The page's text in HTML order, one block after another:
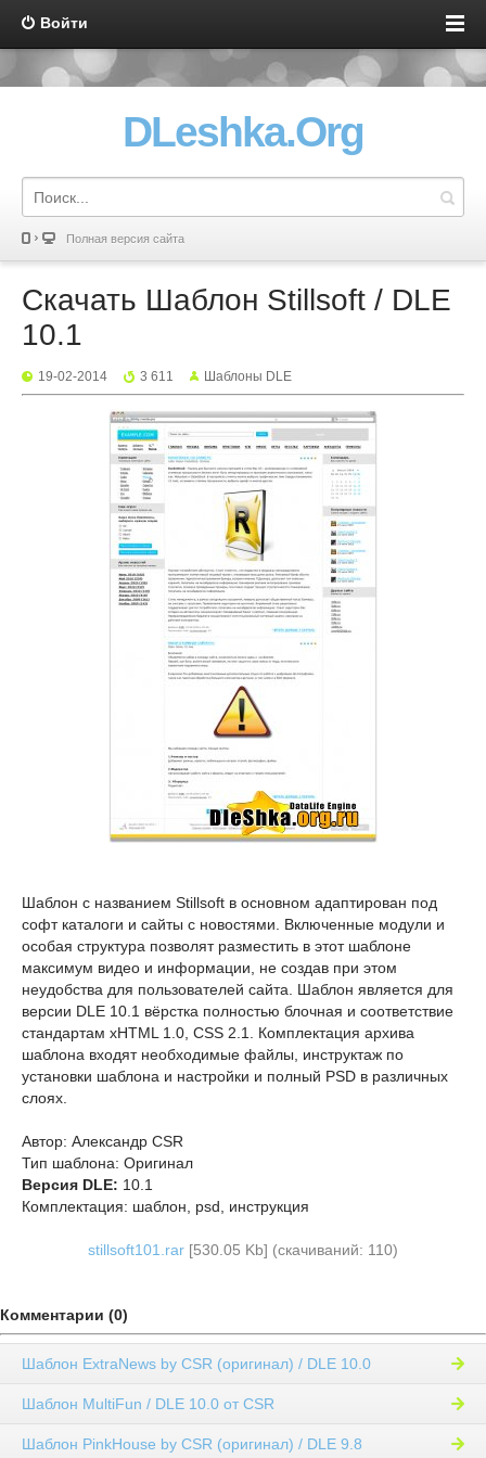
Войти
DLeshka.Org
Полная версия сайта
Скачать Шаблон Stillsoft / DLE
10.1
19-02-2014 3 611 Шаблоны DLE
Шаблон с названием Stillsoft в основном адаптирован под
софт каталоги и сайты с новостями. Включенные модули и
особая структура позволят разместить в этот шаблоне
максимум видео и информации, не создав при этом
неудобства для пользователей сайта. Шаблон является для
версии DLE 10.1 вёрстка полностью блочная и соответствие
стандартам xHTML 1.0, CSS 2.1. Комплектация архива
шаблона входят необходимые файлы, инструктаж по
установки шаблона и настройки и полный PSD в различных
слоях.
Автор: Александр CSR
Тип шаблона: Оригинал
Версия DLE: 10.1
Комплектация: шаблон, psd, инструкция
stillsoft101.rar [530.05 Kb] (cкачиваний: 110)
Комментарии (0)
Шаблон ExtraNews by CSR (оригинал) / DLE 10.0
Шаблон MultiFun / DLE 10.0 от CSR
Шаблон PinkHouse by CSR (оригинал) / DLE 9.8